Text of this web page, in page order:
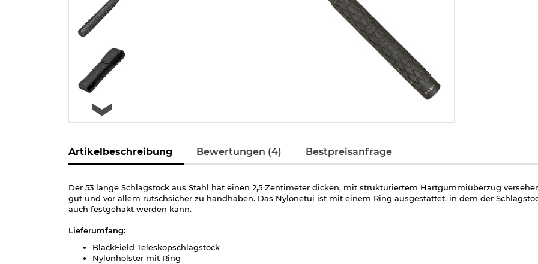
Artikelbeschreibung Bewertungen (4) Bestpreisanfrage
Der 53 lange Schlagstock aus Stahl hat einen 2,5 Zentimeter dicken, mit strukturiertem Hartgummiüberzug
gut und vor allem rutschsicher zu handhaben. Das Nylonetui ist mit einem Ring ausgestattet, in dem der
auch festgehakt werden kann.
Lieferumfang:
BlackField Teleskopschlagstock
Nylonholster mit Ring